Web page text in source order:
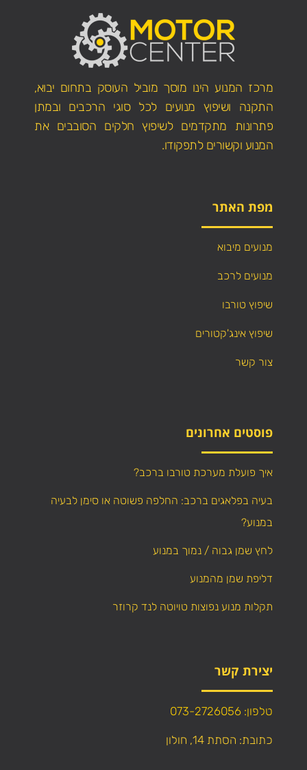
מרכז המנוע הינו מוסך מוביל העוסק בתחום יבוא,
התקנה ושיפוץ מנועים לכל סוגי הרכבים ובמתן
פתרונות מתקדמים לשיפוץ חלקים הסובבים את
המנוע וקשורים לתפקודו.
מפת האתר
מנועים מיבוא
מנועים לרכב
שיפוץ טורבו
שיפוץ אינג'קטורים
צור קשר
פוסטים אחרונים
איך פועלת מערכת טורבו ברכב?
בעיה בפלאגים ברכב: החלפה פשוטה או סימן לבעיה
במנוע?
לחץ שמן גבוה / נמוך במנוע
דליפת שמן מהמנוע
תקלות מנוע נפוצות טויוטה לנד קרוזר
יצירת קשר
טלפון: 073-2726056
כתובת: הסתת 14, חולון